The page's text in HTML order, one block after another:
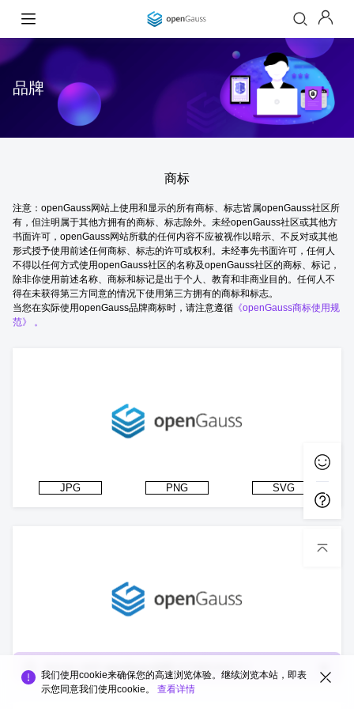
品牌
商标
注意：openGauss网站上使用和显示的所有商标、标志皆属openGauss社区所
有，但注明属于其他方拥有的商标、标志除外。未经openGauss社区或其他方
书面许可，openGauss网站所载的任何内容不应被视作以暗示、不反对或其他
形式授予使用前述任何商标、标志的许可或权利。未经事先书面许可，任何人
不得以任何方式使用openGauss社区的名称及openGauss社区的商标、标记，
除非你使用前述名称、商标和标记是出于个人、教育和非商业目的。任何人不
得在未获得第三方同意的情况下使用第三方拥有的商标和标志。
当您在实际使用openGauss品牌商标时，请注意遵循 《openGauss商标使用规
范》 。
JPG PNG SVG
您向他人推荐 openGauss社区 的可能性有多大？
我们使用cookie来确保您的高速浏览体验。继续浏览本站，即表
示您同意我们使用cookie。 查看详情